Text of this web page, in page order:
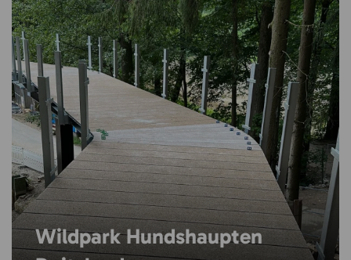
Wildpark Hundshaupten